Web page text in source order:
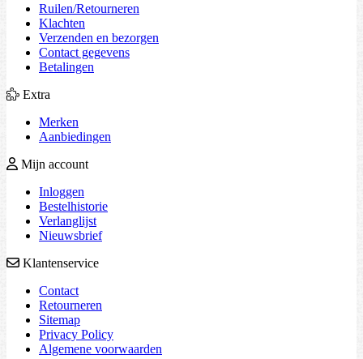
Ruilen/Retourneren
Klachten
Verzenden en bezorgen
Contact gegevens
Betalingen
Extra
Merken
Aanbiedingen
Mijn account
Inloggen
Bestelhistorie
Verlanglijst
Nieuwsbrief
Klantenservice
Contact
Retourneren
Sitemap
Privacy Policy
Algemene voorwaarden